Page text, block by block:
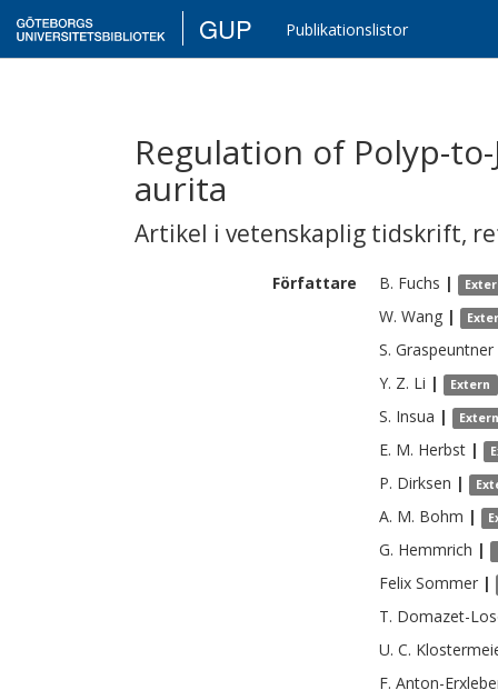
GUP Publikationslistor
Regulation of Polyp-
aurita
Artikel i vetenskaplig tidskrift,
Författare B. Fuchs |
W. Wang |
S. Graspeuntner
Y. Z. Li | Extern
S. Insua |
E. M. Herbst |
P. Dirksen |
A. M. Bohm |
G. Hemmrich |
Felix Sommer |
T. Domazet-
U. C.
F. Anton-